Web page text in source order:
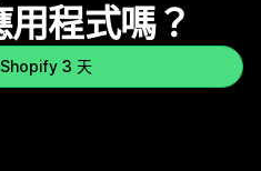
程式嗎？
3 天